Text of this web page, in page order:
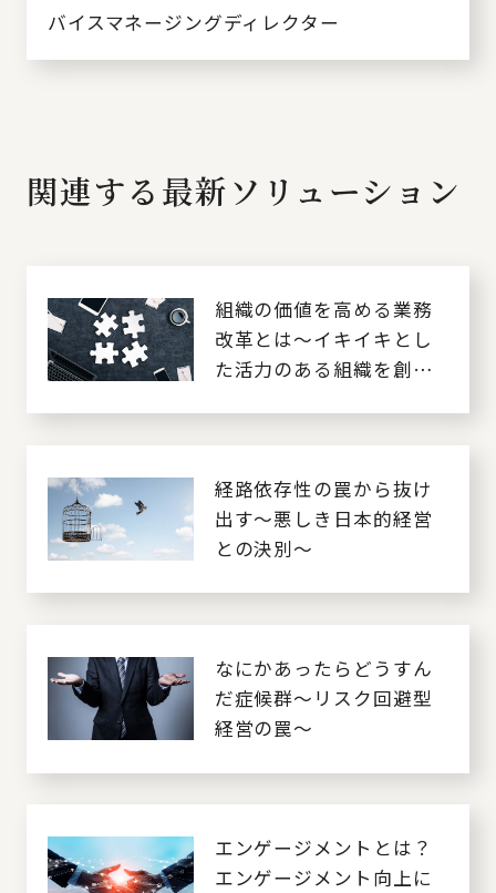
バイスマネージングディレクター
関連する最新ソリューション
組織の価値を高める業務
改革とは～イキイキとし
た活力のある組織を創る
経路依存性の罠から抜け
出す～悪しき日本的経営
との決別～
なにかあったらどうすん
だ症候群～リスク回避型
経営の罠～
エンゲージメントとは？
エンゲージメント向上に